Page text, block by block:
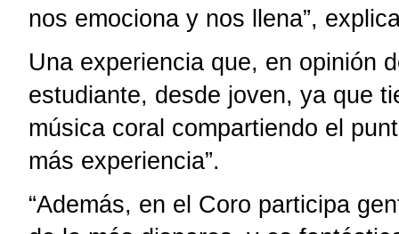
nos emociona y nos llena”,
Una experiencia que, en opinión
estudiante, desde joven, ya que
música coral compartiendo el
más experiencia”.
“Además, en el Coro participa